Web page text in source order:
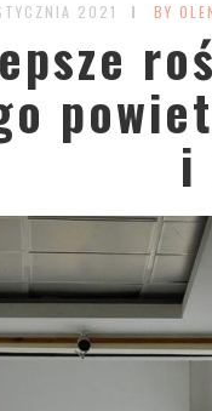
2021 BY
i